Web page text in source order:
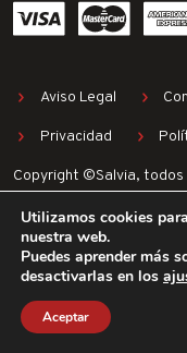
Utilizamos cookies
nuestra web.
Puedes aprender más
desactivarlas en los
Aceptar
Copyright ©Salvia,
Aviso Legal
Privacidad
TALLER